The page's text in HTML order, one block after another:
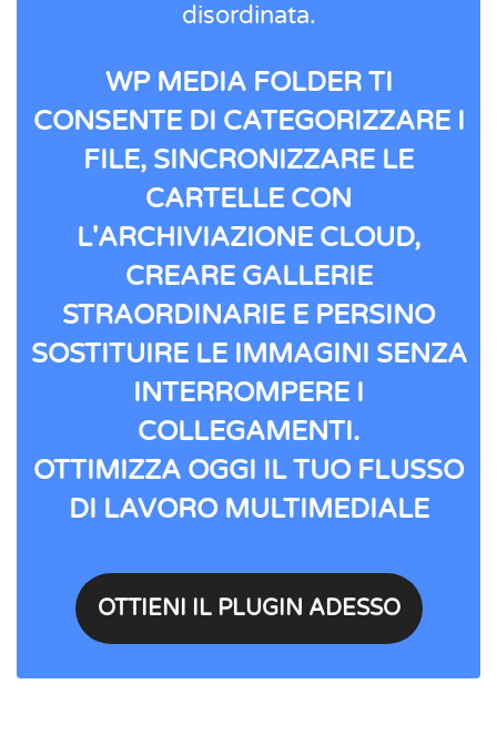
disordinata.
WP MEDIA FOLDER TI
CONSENTE DI CATEGORIZZARE I
FILE, SINCRONIZZARE LE
CARTELLE CON
L'ARCHIVIAZIONE CLOUD,
CREARE GALLERIE
STRAORDINARIE E PERSINO
SOSTITUIRE LE IMMAGINI SENZA
INTERROMPERE I
COLLEGAMENTI.
OTTIMIZZA OGGI IL TUO FLUSSO
DI LAVORO MULTIMEDIALE
OTTIENI IL PLUGIN ADESSO